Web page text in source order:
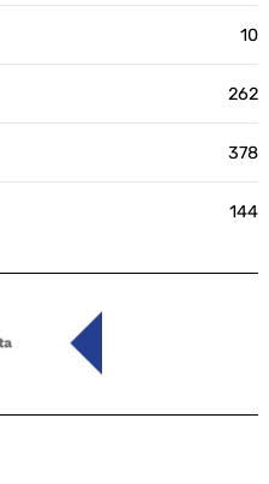
10
262
378
144